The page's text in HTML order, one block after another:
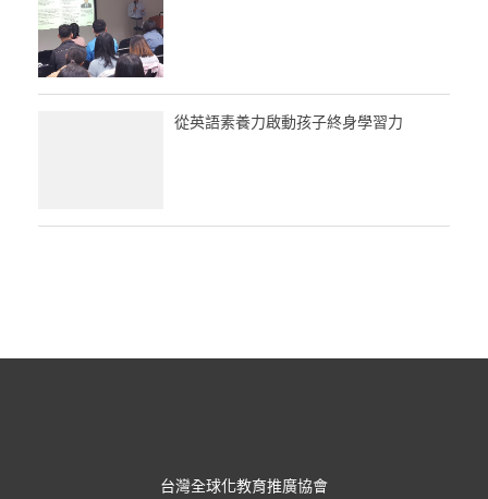
從英語素養力啟動孩子終身學習力
台灣全球化教育推廣協會